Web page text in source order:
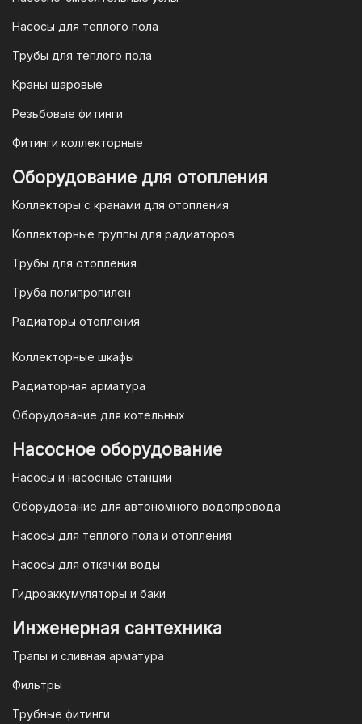
Для наших корпоративных клиентов
мы предлагаем безналичную оплату по
выставим вам счет, который можно
оплатить в течение 3 рабочих дней.
организаций и ИП необходимо
связаться с оптовым отделом
электронную почту
opt@mail.ru
Гарантия и условия гарантии
магазине "TIM-com Россия" Вы можете
быть уверены в том, что мы действуем
в рамках действующего
Законодательства Российской
Федерации и Ваши права, как
отопительной техники (котлы, газовые
монтажа, необходимо вызывать
специалиста из
ЦЕНТРА на первый запуск
Насосы для теплого пола
Трубы для теплого пола
Краны шаровые
Резьбовые фитинги
Фитинги коллекторные
Оборудование для отопления
Коллекторы с кранами для отопления
Коллекторные группы для радиаторов
Трубы для отопления
Труба полипропилен
Радиаторы отопления
Коллекторные шкафы
Радиаторная арматура
Оборудование для котельных
Насосное оборудование
Насосы и насосные станции
Оборудование для автономного водопровода
Насосы для теплого пола и отопления
Насосы для откачки воды
Гидроаккумуляторы и баки
Инженерная сантехника
Трапы и сливная арматура
Фильтры
Трубные фитинги